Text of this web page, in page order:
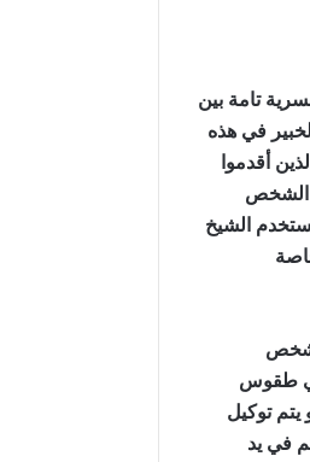
تامة بين
في هذه
أقدموا
الشخص
الشيخ
في طقوس
توكيل
في يد